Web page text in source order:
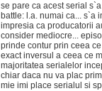
se pare ca acest serial
battle: l.a. numai ca... s`a
impresia ca producatorii
consider mediocre...
prinde contur prin ceea
exact inversul a ceea ce
majoritatea serialelor
chiar daca nu va plac
mie imi place serialul si